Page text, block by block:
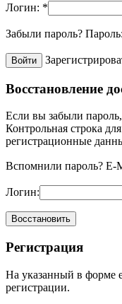
Логин: *
Забыли пароль? Пароль:
Восстановление
Если вы забыли
Контрольная строка
регистрационные
Вспомнили пароль? E-
Логин:
Регистрация
На указанный в форме
регистрации.